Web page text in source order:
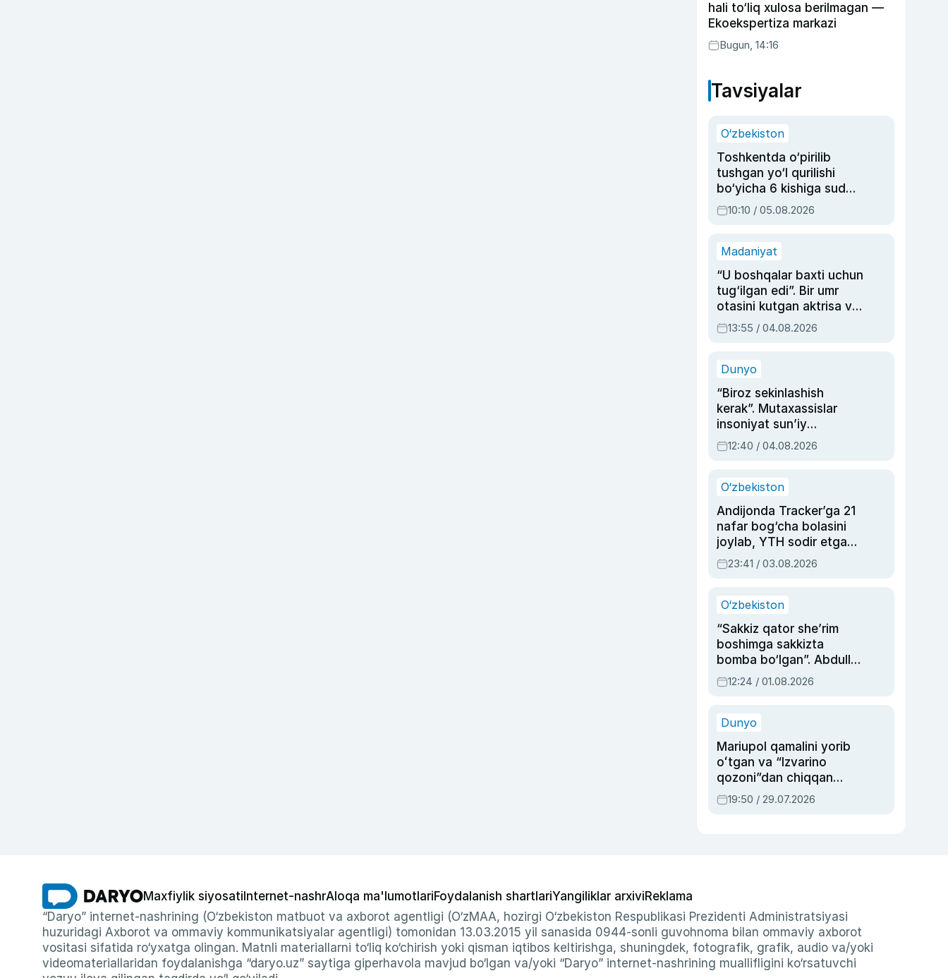
hali to‘liq xulosa berilmagan —
Ekoekspertiza markazi
Bugun, 14:16
Tavsiyalar
O‘zbekiston
Toshkentda o‘pirilib
tushgan yo‘l qurilishi
bo‘yicha 6 kishiga sud
hukmi o‘qildi
10:10 / 05.08.2026
Madaniyat
“U boshqalar baxti uchun
tug‘ilgan edi”. Bir umr
otasini kutgan aktrisa va
dublyaj ustasi Rimma
Ahmedovaning
13:55 / 04.08.2026
Dunyo
“Biroz sekinlashish
kerak”. Mutaxassislar
insoniyat sun’iy
intellektni boshqara
olmay qolishidan xavotir
12:40 / 04.08.2026
O‘zbekiston
Andijonda Tracker’ga 21
nafar bog‘cha bolasini
joylab, YTH sodir etgan
ayolga sud hukmi o‘qildi
23:41 / 03.08.2026
O‘zbekiston
“Sakkiz qator she’rim
boshimga sakkizta
bomba bo‘lgan”. Abdulla
Oripovni siyosiy
ayblovlardan asrab
12:24 / 01.08.2026
Dunyo
Mariupol qamalini yorib
oʻtgan va “Izvarino
qozoni”dan chiqqan
qahramon — Ukraina
armiyasi bosh
19:50 / 29.07.2026
Maxfiylik siyosati Internet-nashrAloqa ma'lumotlariFoydalanish shartlariYangiliklar arxiviReklama
“Daryo” internet-nashrining (O‘zbekiston matbuot va axborot agentligi (O‘zMAA, hozirgi O‘zbekiston Respublikasi Prezidenti Administratsiyasi
huzuridagi Axborot va ommaviy kommunikatsiyalar agentligi) tomonidan 13.03.2015 yil sanasida 0944-sonli guvohnoma bilan ommaviy axborot
vositasi sifatida ro‘yxatga olingan. Matnli materiallarni to‘liq ko‘chirish yoki qisman iqtibos keltirishga, shuningdek, fotografik, grafik, audio va/yoki
videomateriallaridan foydalanishga “daryo.uz” saytiga giperhavola mavjud bo‘lgan va/yoki “Daryo” internet-nashrining muallifligini ko‘rsatuvchi